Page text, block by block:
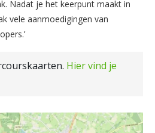
Nadat je het keerpunt maakt in
vele aanmoedigingen van
Hier vind je